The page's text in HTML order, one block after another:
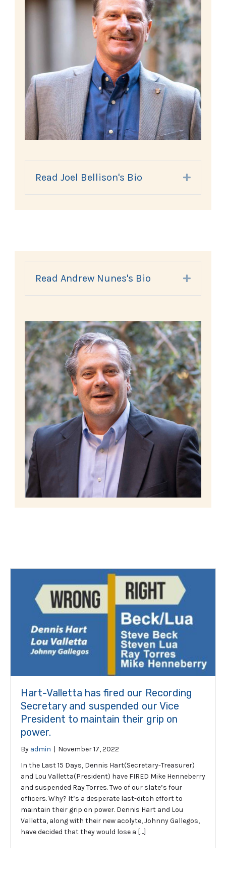
Read Joel Bellison's Bio Expand
Read Andrew Nunes's Bio Expand
Hart-Valletta has fired our Recording
Secretary and suspended our Vice
President to maintain their grip on
power.
By admin | November 17, 2022
In the Last 15 Days, Dennis Hart(Secretary-Treasurer)
and Lou Valletta(President) have FIRED Mike Henneberry
and suspended Ray Torres. Two of our slate’s four
officers. Why? It’s a desperate last-ditch effort to
maintain their grip on power. Dennis Hart and Lou
Valletta, along with their new acolyte, Johnny Gallegos,
have decided that they would lose a […]